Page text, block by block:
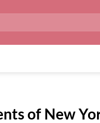
of New